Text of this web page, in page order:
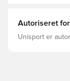
Autoriseret
Unisport er